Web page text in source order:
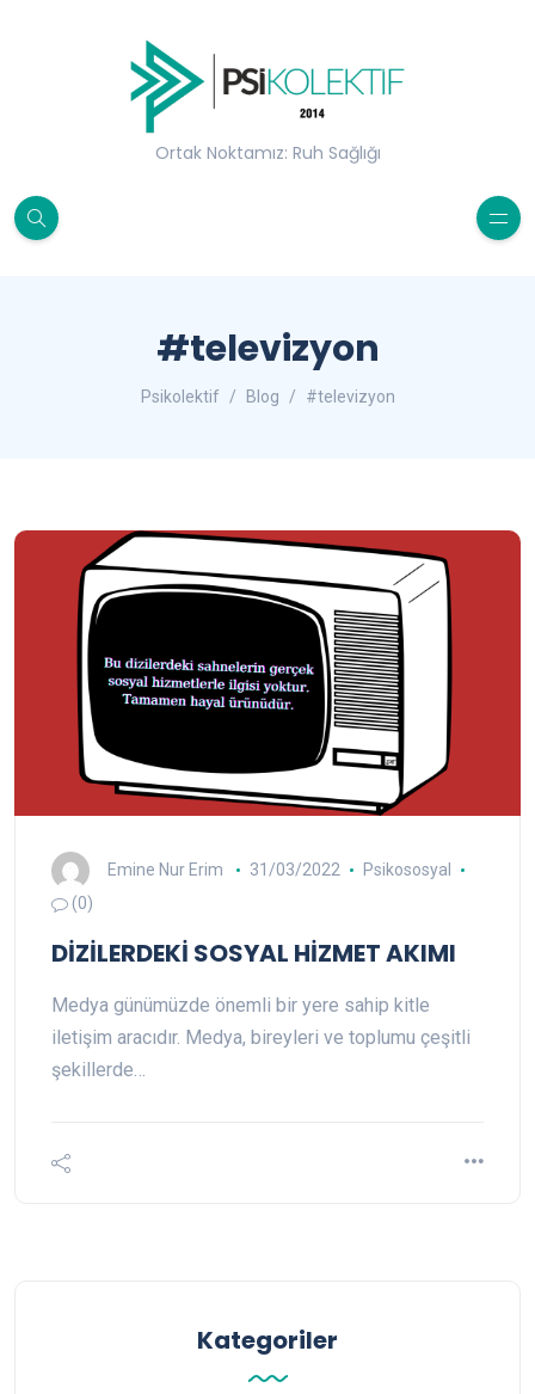
Ortak Noktamız: Ruh Sağlığı
#televizyon
Psikolektif Blog #televizyon
Emine Nur Erim 31/03/2022
Psikososyal
(0)
DİZİLERDEKİ SOSYAL HİZMET AKIMI
Medya günümüzde önemli bir yere sahip kitle
iletişim aracıdır. Medya, bireyleri ve toplumu çeşitli
şekillerde…
Kategoriler